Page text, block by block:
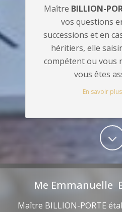
Maître BILLION-
vos questions
successions et en
héritiers, elle
compétent ou vous
vous êtes
En savoir plus
Me Emmanuelle
Maître BILLION-PORTE